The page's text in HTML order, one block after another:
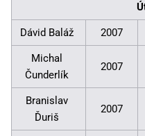
Dávid Baláž 2007
Michal
Čunderlík
2007
Branislav
Ďuriš
2007